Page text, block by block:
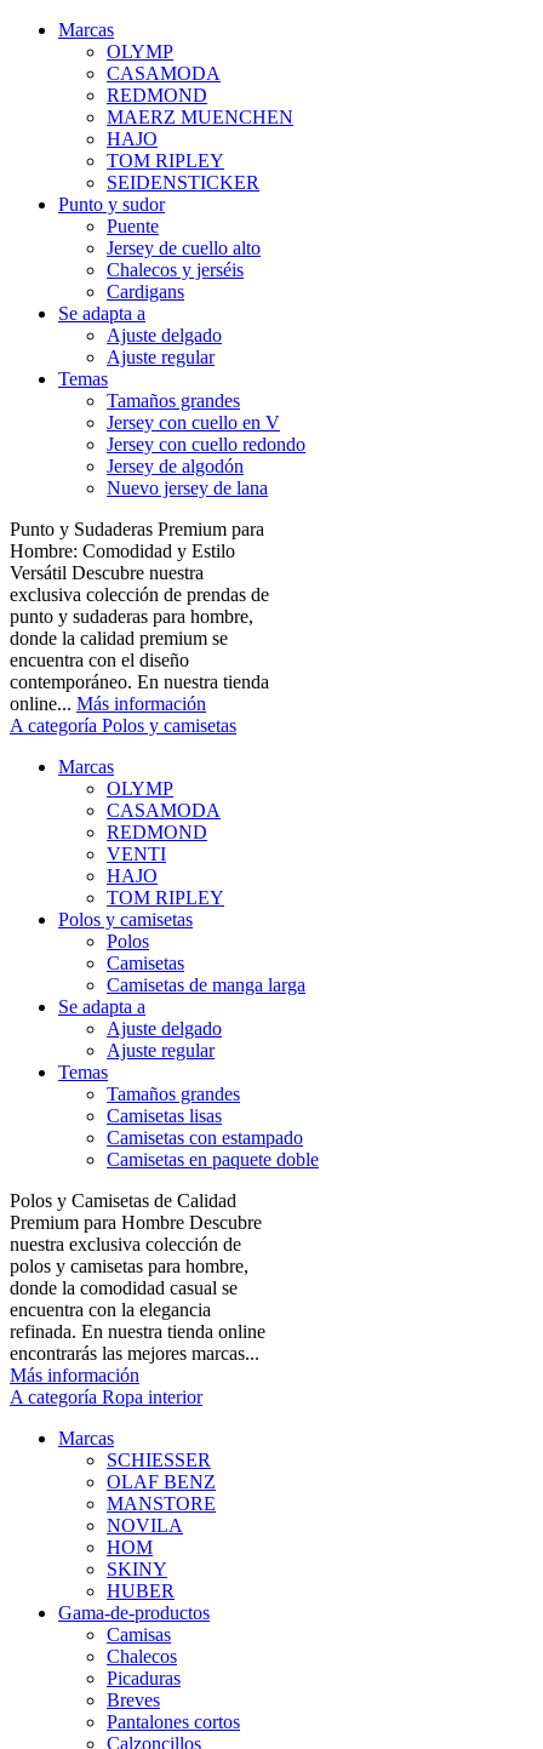
Marcas
OLYMP
CASAMODA
REDMOND
MAERZ MUENCHEN
HAJO
TOM RIPLEY
SEIDENSTICKER
Punto y sudor
Puente
Jersey de cuello alto
Chalecos y jerséis
Cardigans
Se adapta a
Ajuste delgado
Ajuste regular
Temas
Tamaños grandes
Jersey con cuello en V
Jersey con cuello redondo
Jersey de algodón
Nuevo jersey de lana
Punto y Sudaderas Premium para
Hombre: Comodidad y Estilo
Versátil Descubre nuestra
exclusiva colección de prendas de
punto y sudaderas para hombre,
donde la calidad premium se
encuentra con el diseño
contemporáneo. En nuestra tienda
online... Más información
A categoría Polos y camisetas
Marcas
OLYMP
CASAMODA
REDMOND
VENTI
HAJO
TOM RIPLEY
Polos y camisetas
Polos
Camisetas
Camisetas de manga larga
Se adapta a
Ajuste delgado
Ajuste regular
Temas
Tamaños grandes
Camisetas lisas
Camisetas con estampado
Camisetas en paquete doble
Polos y Camisetas de Calidad
Premium para Hombre Descubre
nuestra exclusiva colección de
polos y camisetas para hombre,
donde la comodidad casual se
encuentra con la elegancia
refinada. En nuestra tienda online
encontrarás las mejores marcas...
Más información
A categoría Ropa interior
Marcas
SCHIESSER
OLAF BENZ
MANSTORE
NOVILA
HOM
SKINY
HUBER
Gama-de-productos
Camisas
Chalecos
Picaduras
Breves
Pantalones cortos
Calzoncillos